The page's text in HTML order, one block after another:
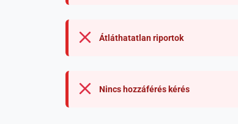
Átláthatatlan riportok
Nincs hozzáférés kérés